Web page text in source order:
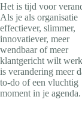
Het is tijd voor
Als je als organisatie
effectiever, slimmer,
innovatiever, meer
wendbaar of meer
klantgericht wilt
is verandering meer
to-do of een vluchtig
moment in je agenda.